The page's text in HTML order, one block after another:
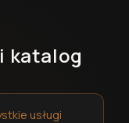
katalog
usługi